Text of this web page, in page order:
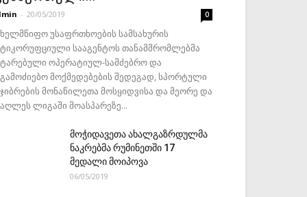
- 20/05/2019 0
უსაფრთხოების სამსახურის
სააგენტოს თანამშრომლებმა
ოპერატიულ-სამძებრო და
მოქმედებების შედეგად, სპორტული
მონაწილეთა მოსყიდვისა და მეორე და
ლიგაში მოასპარეზე...
მოჭიდავეთა ახალგაზრდულმა
ნაკრებმა რუმინეთში 17
მედალი მოიპოვა
06/05/2019